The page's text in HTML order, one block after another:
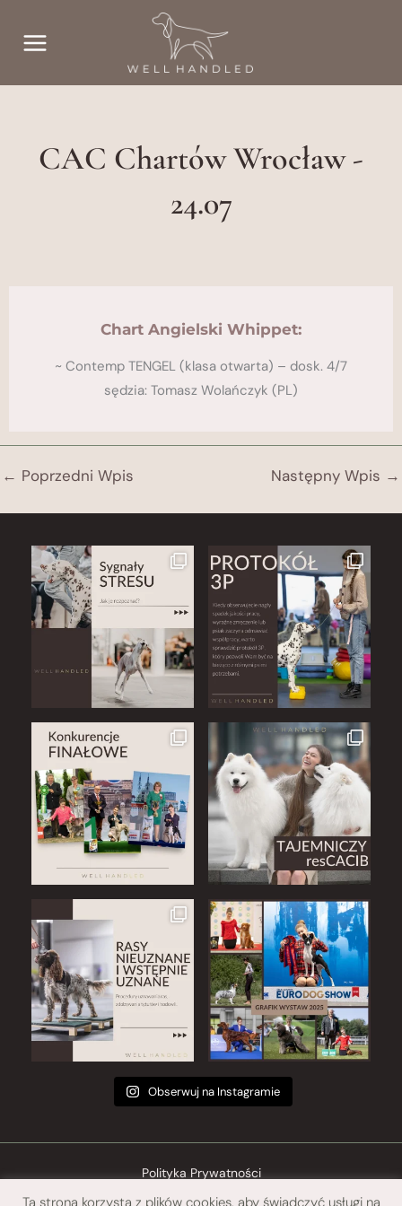
CAC Chartów Wrocław -
24.07
Chart Angielski Whippet:
~ Contemp TENGEL (klasa otwarta) – dosk. 4/7
sędzia: Tomasz Wolańczyk (PL)
← Poprzedni Wpis Następny Wpis →
Obserwuj na Instagramie
Polityka Prywatności
Ta strona korzysta z plików cookies, aby świadczyć usługi na